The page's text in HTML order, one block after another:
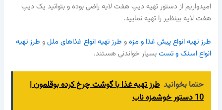
امیدواریم از دستور تهیه دیپ هفت لایه راضی بوده و بتوانید یک دیپ
هفت لایه بینظیر را تهیه نمایید.
طرز تهیه انواع پیش غذا و مزهو طرز تهیه انواع غذاهای مللو طرز تهیه
انواع اسنک و تستبسیار خواندنی هستند.
حتما بخوانید طرز تهیه غذا با گوشت چرخ کرده بوقلمون |
10 دستور خوشمزه ناب